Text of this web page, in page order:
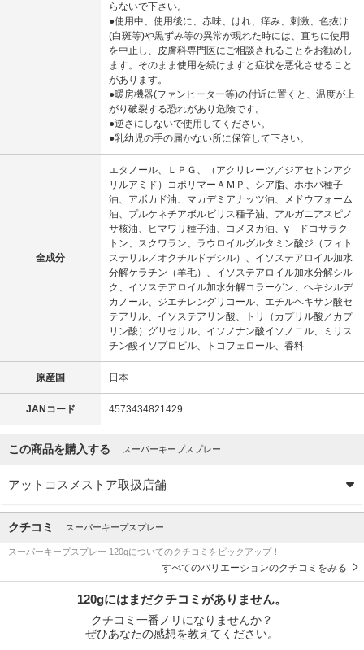
らないで下さい。
●使用中、使用後に、赤味、はれ、痒み、刺激、色抜け
(白斑等)や黒ずみ等の異常が現れた時には、直ちに使用
を中止し、皮膚科専門医にご相談されることをお勧めし
ます。そのまま使用を続けますと症状を悪化させること
があります。
●暖房機器(ファンヒーター等)の付近に置くと、温度が上
がり破裂する恐れがあり危険です。
●逆さにしないで使用してください。
●乳幼児の手の届かない所に保管して下さい。
全成分
エタノール、ＬＰＧ、（アクリレーツ／ジアセトンアク
リルアミド）コポリマーＡＭＰ、シア脂、ホホバ種子
油、アボカド油、マカデミアナッツ油、メドウフォーム
油、プルケネチアボルビリス種子油、アルガニアスピノ
サ核油、ヒマワリ種子油、コメヌカ油、γ－ドコサラク
トン、スクワラン、ラウロイルグルタミン酸ジ（フィト
ステリル／オクチルドデシル）、イソステアロイル加水
分解ケラチン（羊毛）、イソステアロイル加水分解シル
ク、イソステアロイル加水分解コラーゲン、ヘキシルデ
カノール、ジエチレングリコール、エチルヘキサン酸セ
テアリル、イソステアリン酸、トリ（カプリル酸／カプ
リン酸）グリセリル、イソノナン酸イソノニル、ミリス
チン酸イソプロピル、トコフェロール、香料
原産国 日本
JANコード 4573434821429
この商品を購入する スーパーキープスプレー
アットコスメストア取扱店舗
クチコミ スーパーキープスプレー
スーパーキープスプレー 120gについてのクチコミをピックアップ！
すべてのバリエーションのクチコミをみる
120gにはまだクチコミがありません。
クチコミ一番ノリになりませんか？
ぜひあなたの感想を教えてください。